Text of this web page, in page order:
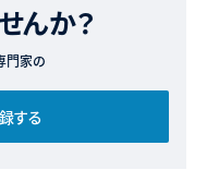
んか？
門家の
する